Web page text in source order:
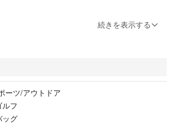
続きを表示する
ーツ/アウトドア
ルフ
ッグ